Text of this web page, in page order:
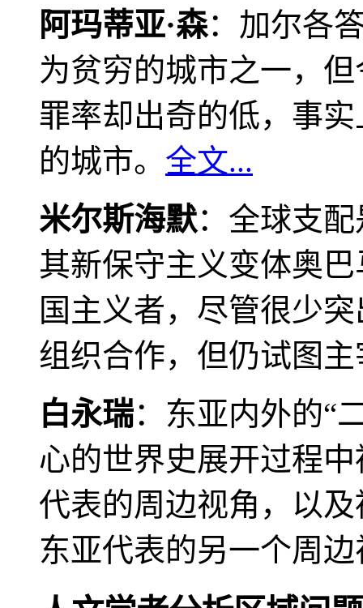
阿玛蒂亚·森：加尔各
为贫穷的城市之一，
罪率却出奇的低，事
的城市。 全文...
米尔斯海默：全球支
其新保守主义变体奥
国主义者，尽管很少
组织合作，但仍试图
白永瑞：东亚内外的“
心的世界史展开过程
代表的周边视角，以
东亚代表的另一个周